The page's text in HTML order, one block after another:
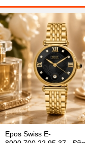
Epos Swiss E-